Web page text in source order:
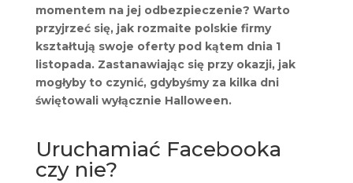
momentem na jej odbezpieczenie? Warto
przyjrzeć się, jak rozmaite polskie firmy
kształtują swoje oferty pod kątem dnia 1
listopada. Zastanawiając się przy okazji, jak
mogłyby to czynić, gdybyśmy za kilka dni
świętowali wyłącznie Halloween.
Uruchamiać Facebooka
czy nie?